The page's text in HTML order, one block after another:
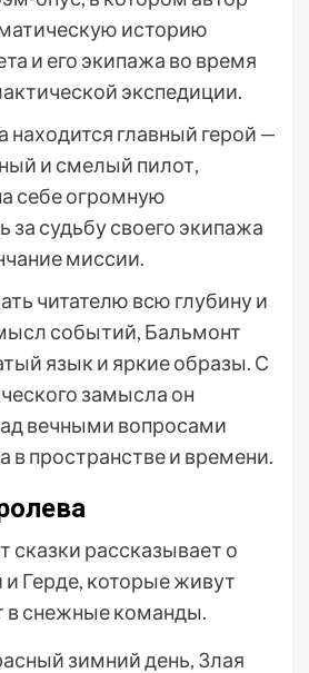
историю
и его экипажа во время
экспедиции.
находится главный герой —
и смелый пилот,
себе огромную
за судьбу своего экипажа
миссии.
читателю всю глубину и
событий, Бальмонт
язык и яркие образы. С
замысла он
вечными вопросами
в пространстве и времени.
рассказывает о
и Герде, которые живут
в снежные команды.
зимний день, Злая